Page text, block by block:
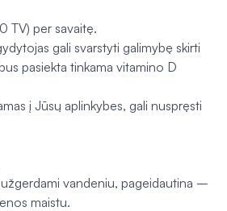
TV) per savaitę.
gali svarstyti galimybę skirti
pasiekta tinkama vitamino D
į Jūsų aplinkybes, gali nuspręsti
vandeniu, pageidautina –
maistu.